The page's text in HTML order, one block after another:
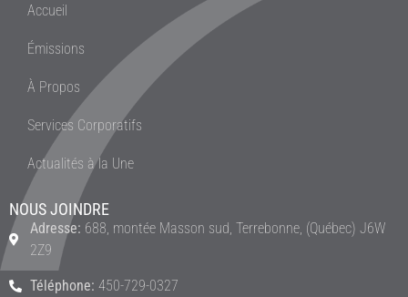
Accueil
Émissions
À Propos
Services Corporatifs
Actualités à la Une
NOUS JOINDRE
Adresse: 688, montée Masson sud, Terrebonne, (Québec) J6W
2Z9
Téléphone: 450-729-0327